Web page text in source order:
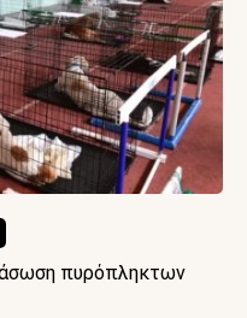
κάθε διάσωση, υπήρχε